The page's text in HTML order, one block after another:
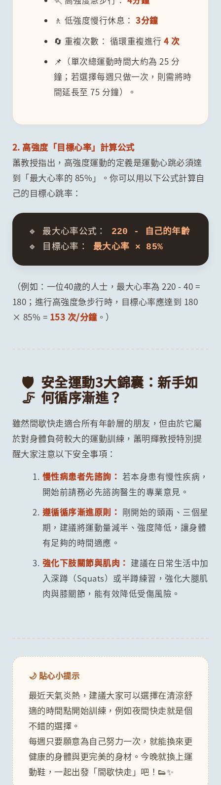
🚶 低強度慢行休息：3分鐘
🔄 重複次數： 循環重複進行4 次
📌（單次總運動時間大約為 25 分
鐘；若選擇每週只做一次，則需將時
間延長至 75 分鐘）。
2. 高強度「目標心率」計算公式
蕭教授指出，高強度運動的定義是運動心跳必須達
到「最大心率的 85%」。你可以用以下公式計算自
己的目標心跳率：
🔹 最大心率公式： 220 - 自己的年齡
🔹 目標心率：最大心率 × 85%
（例如：一位40歲的人士，最大心率為 220 - 40 =
180；進行高強度急步行時，目標心率應達到 180
× 85% = 153 次/分鐘。）
🛡️
🦵
安全運動3大錦囊：新手如
何循序漸進？
雖然間歇快走適合所有年齡層的朋友，但由於它屬
於對身體負荷較大的運動訓練，蕭明輝教授特別提
醒大家注意以下安全事項：
慢性病患者先諮詢： 若本身患有慢性疾病，
開始前請務必先諮詢醫生的專業意見。
遵循循序漸進原則： 剛開始的頭兩、三個星
期，建議將運動量減半、強度降低，讓身體
有足夠的時間適應。
強化下肢關節與肌肉： 建議在日常生活中加
入深蹲（Squats）或半蹲練習，強化大腿肌
肉與膝關節，能有效降低受傷風險。
🌙 貼心小提示
最近天氣炎熱，建議大家可以選擇在清涼舒
適的時間點開始訓練，例如夜間快走就是個
不錯的選擇。
每週只要願意為自己努力一次，就能換來更
健康的身體與更完美的身材。今晚就換上運
動鞋，一起出發「間歇快走」吧！👟✨